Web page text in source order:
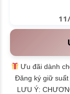
Ưu đãi dành
Đăng ký giữ suất
LƯU Ý: